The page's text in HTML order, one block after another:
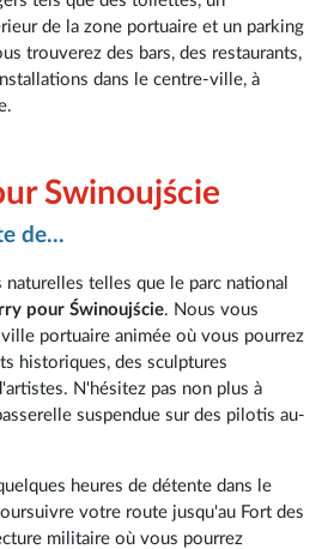
de la zone portuaire et un parking
trouverez des bars, des restaurants,
dans le centre-ville, à
Swinoujście
de...
telles que le parc national
pour Świnoujście. Nous vous
portuaire animée où vous pourrez
historiques, des sculptures
N'hésitez pas non plus à
suspendue sur des pilotis au-
heures de détente dans le
votre route jusqu'au Fort des
militaire où vous pourrez